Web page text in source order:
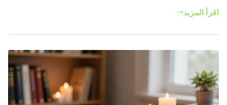
وقت
قصير
حفظ
متقنة
اقرأ المزيد